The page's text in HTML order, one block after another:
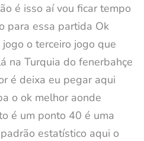
é isso aí vou ficar tempo
para essa partida Ok
o terceiro jogo que
na Turquia do fenerbahçe
é deixa eu pegar aqui
o ok melhor aonde
é um ponto 40 é uma
estatístico aqui o